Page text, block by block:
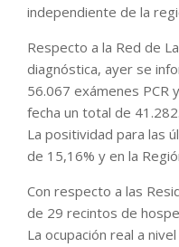
independiente de la
Respecto a la Red de
diagnóstica, ayer se
56.067 exámenes PCR
fecha un total de
La positividad para las
de 15,16% y en la
Con respecto a las
de 29 recintos de
La ocupación real a